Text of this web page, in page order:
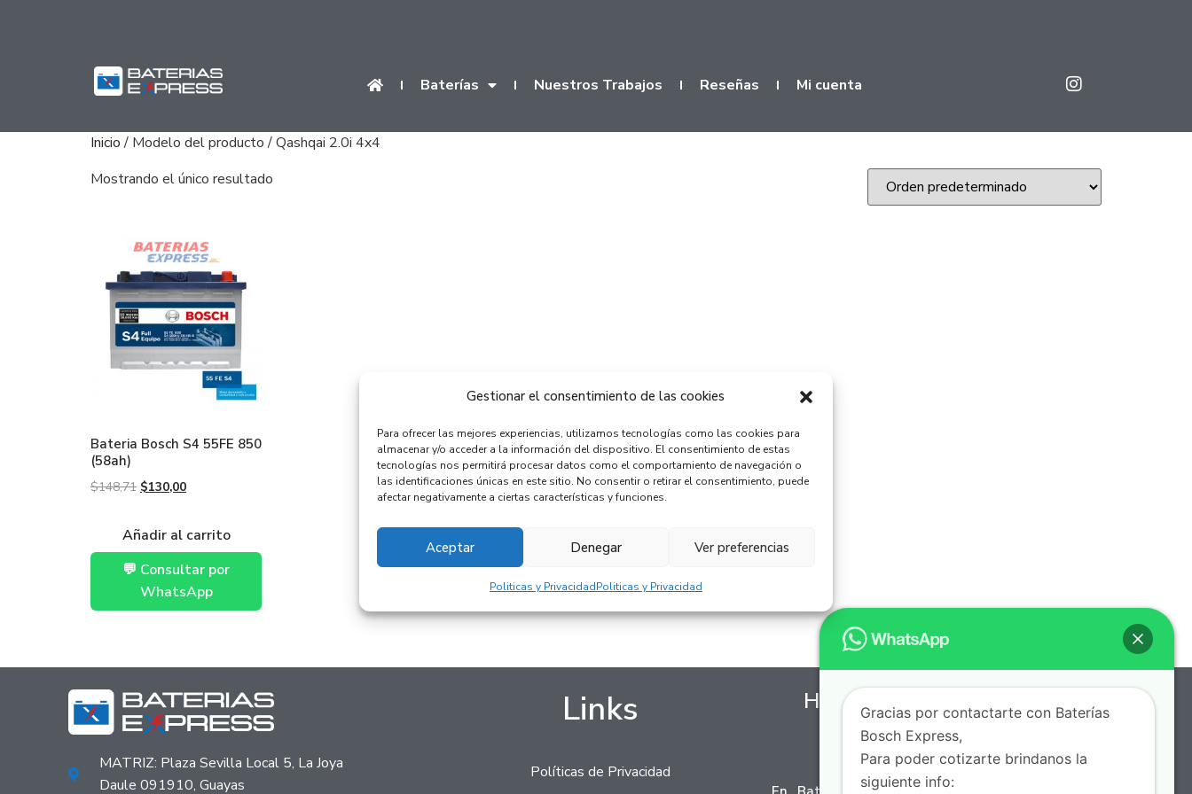
Gestionar el consentimiento de las cookies
Para ofrecer las mejores experiencias, utilizamos tecnologías como las cookies para
almacenar y/o acceder a la información del dispositivo. El consentimiento de estas
tecnologías nos permitirá procesar datos como el comportamiento de navegación o
las identificaciones únicas en este sitio. No consentir o retirar el consentimiento, puede
afectar negativamente a ciertas características y funciones.
Aceptar Denegar Ver preferencias
Politicas y PrivacidadPoliticas y Privacidad
Baterías Nuestros Trabajos Reseñas Mi cuenta
Inicio/ Modelo del producto / Qashqai 2.0i 4x4
Mostrando el único resultado
Bateria Bosch S4 55FE 850
(58ah)
$148,71 $130,00
Añadir al carrito
💬 Consultar por
WhatsApp
MATRIZ: Plaza Sevilla Local 5, La Joya
Daule 091910, Guayas
Links
Políticas de Privacidad
Horario de Servicio a Domicilio
7 AM - 10 PM, Lunes a Domingo
Gracias por contactarte con Baterías
Bosch Express,
Para poder cotizarte brindanos la
siguiente info: